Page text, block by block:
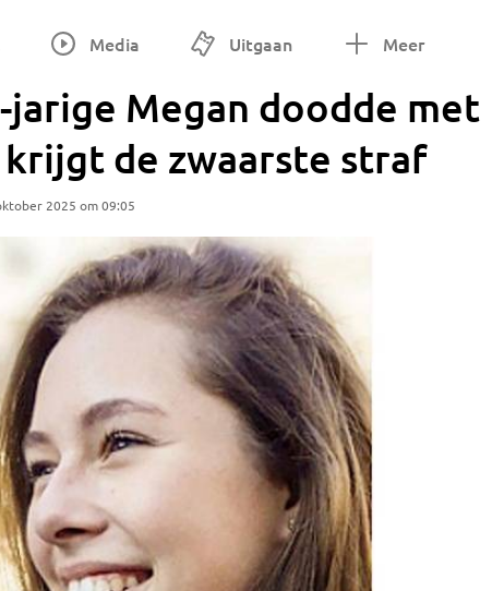
Media Uitgaan Meer
jarige Megan doodde met
krijgt de zwaarste straf
2025 om 09:05